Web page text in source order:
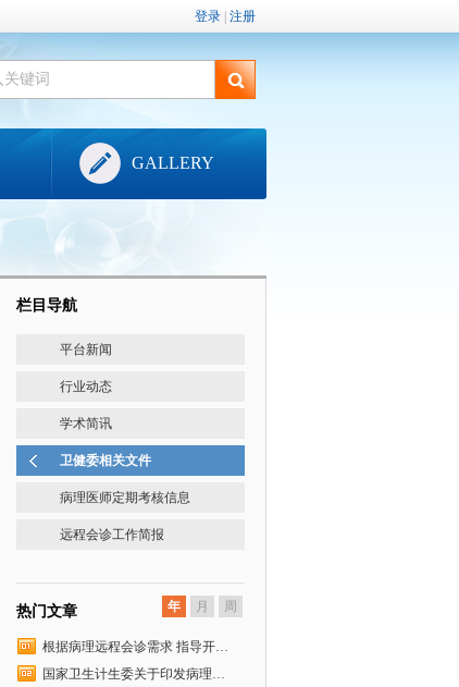
登录 注册
GALLERY
栏目导航
平台新闻
行业动态
学术简讯
卫健委相关文件
病理医师定期考核信息
远程会诊工作简报
年 月 周
热门文章
根据病理远程会诊需求 指导开…
国家卫生计生委关于印发病理…